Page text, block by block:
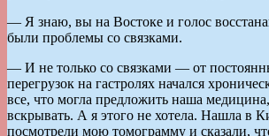
— Я знаю, вы на Востоке и голос
были проблемы со связками.
— И не только со связками — от
перегрузок на гастролях начался
все, что могла предложить наша
вскрывать. А я этого не хотела. Нашла в
посмотрели мою томограмму и сказали,